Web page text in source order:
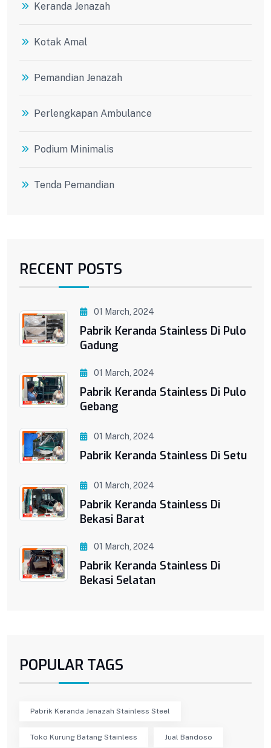
Keranda Jenazah
Kotak Amal
Pemandian Jenazah
Perlengkapan Ambulance
Podium Minimalis
Tenda Pemandian
RECENT POSTS
01 March, 2024
Pabrik Keranda Stainless Di Pulo
Gadung
01 March, 2024
Pabrik Keranda Stainless Di Pulo
Gebang
01 March, 2024
Pabrik Keranda Stainless Di Setu
01 March, 2024
Pabrik Keranda Stainless Di
Bekasi Barat
01 March, 2024
Pabrik Keranda Stainless Di
Bekasi Selatan
POPULAR TAGS
Pabrik Keranda Jenazah Stainless Steel
Toko Kurung Batang Stainless Jual Bandoso